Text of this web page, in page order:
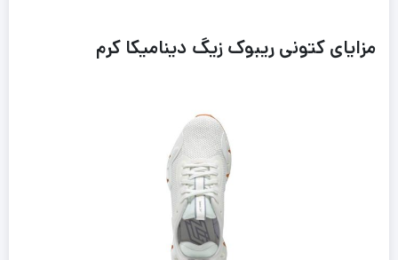
مزایای کتونی ریبوک زیگ دینامیکا کرم